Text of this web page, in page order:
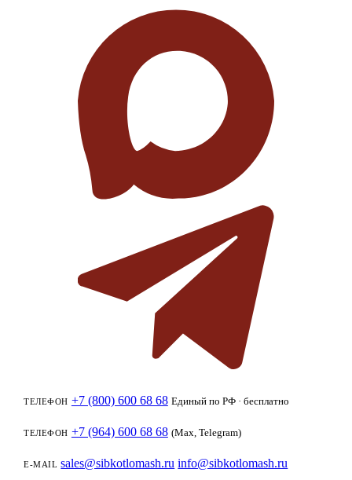
ТЕЛЕФОН +7 (800) 600 68 68 Единый по РФ · бесплатно
ТЕЛЕФОН +7 (964) 600 68 68 (Max, Telegram)
E-MAIL sales@sibkotlomash.ru info@sibkotlomash.ru